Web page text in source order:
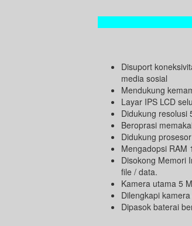
Disuport
media sosial
Mendukung
Layar IPS LCD
Didukung resolusi
Beroprasi
Didukung
Mengadopsi RAM
Disokong Memori
file / data.
Kamera utama 5
Dilengkapi
Dipasok baterai